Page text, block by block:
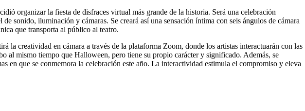
organizar la fiesta de disfraces virtual más grande de la historia. Será una celebración
sonido, iluminación y cámaras. Se creará así una sensación íntima con seis ángulos de cámara
que transporta al público al teatro.
la creatividad en cámara a través de la plataforma Zoom, donde los artistas interactuarán con las
al mismo tiempo que Halloween, pero tiene su propio carácter y significado. Además, se
en que se conmemora la celebración este año. La interactividad estimula el compromiso y eleva